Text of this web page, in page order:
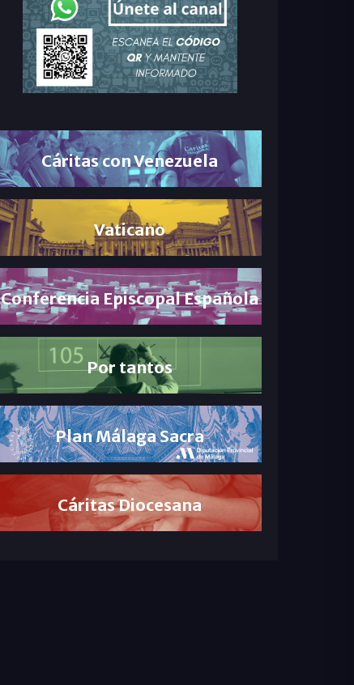
Cáritas con Venezuela
Vaticano
Conferencia Episcopal Española
Por tantos
Plan Málaga Sacra
Cáritas Diocesana